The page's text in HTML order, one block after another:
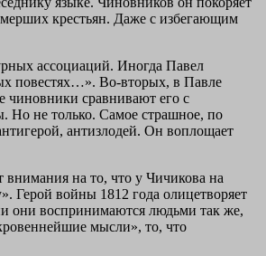
крестьян. Даже с избегающим
ассоциаций. Иногда Павел
повестях…». Во-вторых, в Павле
чиновники сравнивают его с
Но не только. Самое страшное, по
антизлодей. Он воплощает
на то, что у Чичикова на
Герой войны 1812 года олицетворяет
они воспринимаются людьми так же,
мысли», то, что